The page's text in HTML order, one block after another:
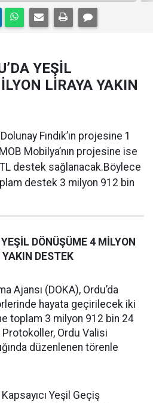
YEŞİL
LİRAYA YAKIN
Fındık’ın projesine 1
Mobilya’nın projesine ise
destek sağlanacak.Böylece
destek 3 milyon 912 bin
YEŞİL DÖNÜŞÜME 4 MİLYON
YAKIN DESTEK
Ajansı (DOKA), Ordu’da
hayata geçirilecek iki
toplam 3 milyon 912 bin 24
Ordu Valisi
düzenlenen törenle
Yeşil Geçiş